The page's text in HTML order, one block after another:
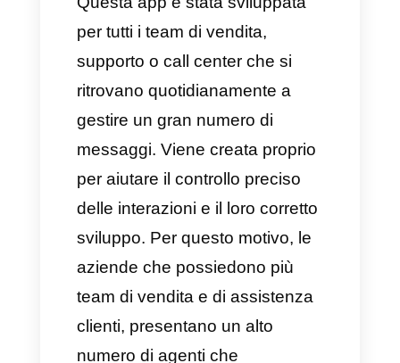
caratteristiche principali
ritroviamo:
Chat in tempo reale
Chatbot personalizzati
Integrazione CRM
Personalizzazione
dell’esperienza di chat
Routing e assegnazione della
chat